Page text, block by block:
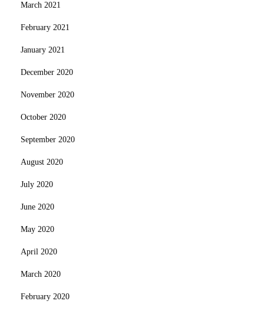
March 2021
February 2021
January 2021
December 2020
November 2020
October 2020
September 2020
August 2020
July 2020
June 2020
May 2020
April 2020
March 2020
February 2020